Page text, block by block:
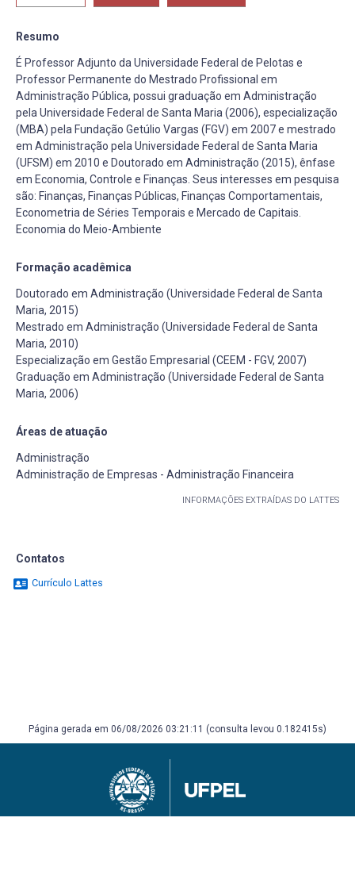
Resumo
É Professor Adjunto da Universidade Federal de Pelotas e
Professor Permanente do Mestrado Profissional em
Administração Pública, possui graduação em Administração
pela Universidade Federal de Santa Maria (2006), especialização
(MBA) pela Fundação Getúlio Vargas (FGV) em 2007 e mestrado
em Administração pela Universidade Federal de Santa Maria
(UFSM) em 2010 e Doutorado em Administração (2015), ênfase
em Economia, Controle e Finanças. Seus interesses em pesquisa
são: Finanças, Finanças Públicas, Finanças Comportamentais,
Econometria de Séries Temporais e Mercado de Capitais.
Economia do Meio-Ambiente
Formação acadêmica
Doutorado em Administração (Universidade Federal de Santa
Maria, 2015)
Mestrado em Administração (Universidade Federal de Santa
Maria, 2010)
Especialização em Gestão Empresarial (CEEM - FGV, 2007)
Graduação em Administração (Universidade Federal de Santa
Maria, 2006)
Áreas de atuação
Administração
Administração de Empresas - Administração Financeira
INFORMAÇÕES EXTRAÍDAS DO LATTES
Contatos
Currículo Lattes
Página gerada em 06/08/2026 03:21:11 (consulta levou 0.182415s)